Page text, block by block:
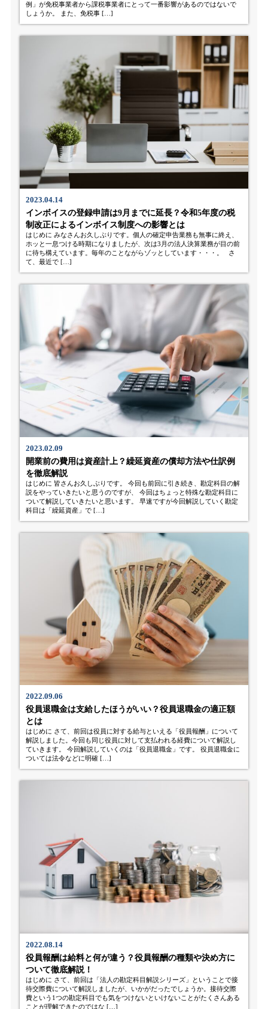
例」が免税事業者から課税事業者にとって一番影響があるのではないで
しょうか。 また、免税事 […]
2023.04.14
インボイスの登録申請は9月までに延長？令和5年度の税
制改正によるインボイス制度への影響とは
はじめに みなさんお久しぶりです。個人の確定申告業務も無事に終え、
ホッと一息つける時期になりましたが、次は3月の法人決算業務が目の前
に待ち構えています。毎年のことながらゾッとしています・・・。 さ
て、最近で […]
2023.02.09
開業前の費用は資産計上？繰延資産の償却方法や仕訳例
を徹底解説
はじめに 皆さんお久しぶりです。 今回も前回に引き続き、勘定科目の解
説をやっていきたいと思うのですが、 今回はちょっと特殊な勘定科目に
ついて解説していきたいと思います。 早速ですが今回解説していく勘定
科目は「繰延資産」で […]
2022.09.06
役員退職金は支給したほうがいい？役員退職金の適正額
とは
はじめに さて、前回は役員に対する給与といえる「役員報酬」について
解説しました。今回も同じ役員に対して支払われる経費について解説し
ていきます。 今回解説していくのは「役員退職金」です。 役員退職金に
ついては法令などに明確 […]
2022.08.14
役員報酬は給料と何が違う？役員報酬の種類や決め方に
ついて徹底解説！
はじめに さて、前回は「法人の勘定科目解説シリーズ」ということで接
待交際費について解説しましたが、いかがだったでしょうか。接待交際
費という1つの勘定科目でも気をつけないといけないことがたくさんある
ことが理解できたのではな […]